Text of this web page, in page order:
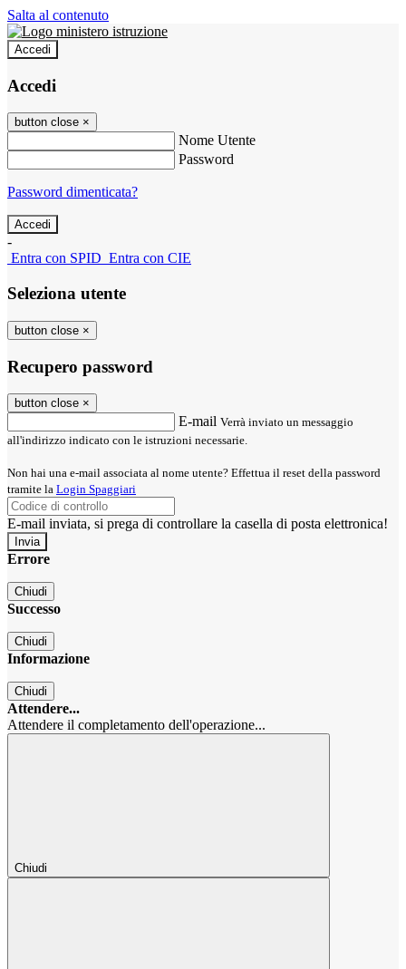
Salta al contenuto
Accedi
Accedi
button close ×
Nome Utente
Password
Password dimenticata?
-
Entra con SPID Entra con CIE
Seleziona utente
button close ×
Recupero password
button close ×
E-mail Verrà inviato un messaggio
all'indirizzo indicato con le istruzioni necessarie.
Non hai una e-mail associata al nome utente? Effettua il reset della password
tramite la Login Spaggiari
E-mail inviata, si prega di controllare la casella di posta elettronica!
Errore
Chiudi
Successo
Chiudi
Informazione
Chiudi
Attendere...
Attendere il completamento dell'operazione...
Chiudi